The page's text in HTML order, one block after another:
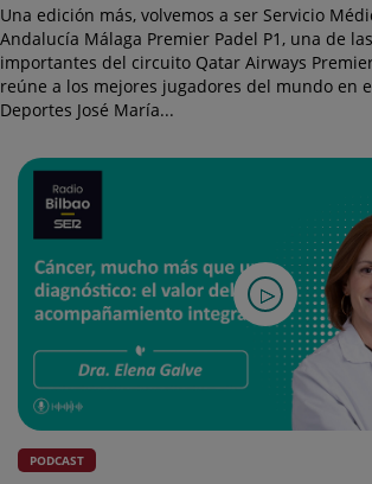
Una edición más, volvemos a ser Servicio
Andalucía Málaga Premier Padel P1, una de
importantes del circuito Qatar Airways
reúne a los mejores jugadores del mundo en
Deportes José María...
PODCAST